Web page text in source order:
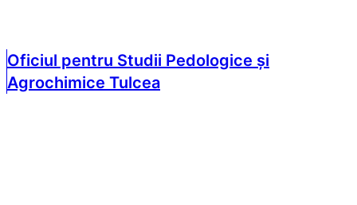
Oficiul pentru Studii Pedologice și
Agrochimice Tulcea